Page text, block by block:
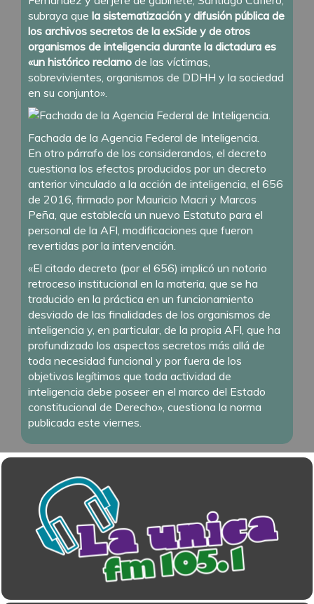
subraya que la sistematización y difusión pública de
los archivos secretos de la exSide y de otros
organismos de inteligencia durante la dictadura es
«un histórico reclamo de las víctimas,
sobrevivientes, organismos de DDHH y la sociedad
en su conjunto».
Fachada de la Agencia Federal de Inteligencia.
En otro párrafo de los considerandos, el decreto
cuestiona los efectos producidos por un decreto
anterior vinculado a la acción de inteligencia, el 656
de 2016, firmado por Mauricio Macri y Marcos
Peña, que establecía un nuevo Estatuto para el
personal de la AFI, modificaciones que fueron
revertidas por la intervención.
«El citado decreto (por el 656) implicó un notorio
retroceso institucional en la materia, que se ha
traducido en la práctica en un funcionamiento
desviado de las finalidades de los organismos de
inteligencia y, en particular, de la propia AFI, que ha
profundizado los aspectos secretos más allá de
toda necesidad funcional y por fuera de los
objetivos legítimos que toda actividad de
inteligencia debe poseer en el marco del Estado
constitucional de Derecho», cuestiona la norma
publicada este viernes.